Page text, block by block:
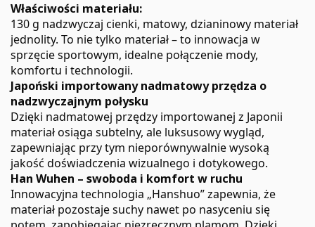
Właściwości materiału:
130 g nadzwyczaj cienki, matowy, dzianinowy materiał
jednolity. To nie tylko materiał – to innowacja w
sprzęcie sportowym, idealne połączenie mody,
komfortu i technologii.
Japoński importowany nadmatowy przędza o
nadzwyczajnym połysku
Dzięki nadmatowej przędzy importowanej z Japonii
materiał osiąga subtelny, ale luksusowy wygląd,
zapewniając przy tym nieporównywalnie wysoką
jakość doświadczenia wizualnego i dotykowego.
Han Wuhen – swoboda i komfort w ruchu
Innowacyjna technologia „Hanshuo” zapewnia, że
materiał pozostaje suchy nawet po nasyceniu się